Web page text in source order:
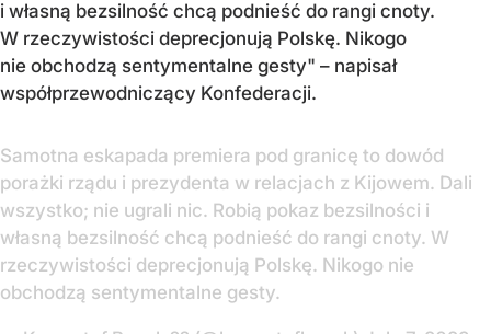
i własną bezsilność chcą podnieść do rangi cnoty.
W rzeczywistości deprecjonują Polskę. Nikogo
nie obchodzą sentymentalne gesty" – napisał
współprzewodniczący Konfederacji.
Samotna eskapada premiera pod granicę to dowód
porażki rządu i prezydenta w relacjach z Kijowem. Dali
wszystko; nie ugrali nic. Robią pokaz bezsilności i
własną bezsilność chcą podnieść do rangi cnoty. W
rzeczywistości deprecjonują Polskę. Nikogo nie
obchodzą sentymentalne gesty.